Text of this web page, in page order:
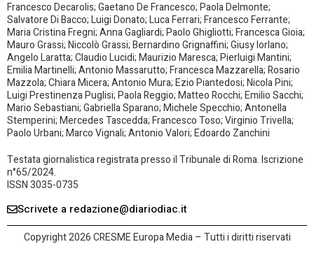
Francesco Decarolis; Gaetano De Francesco; Paola Delmonte;
Salvatore Di Bacco; Luigi Donato; Luca Ferrari; Francesco Ferrante;
Maria Cristina Fregni; Anna Gagliardi; Paolo Ghigliotti; Francesca Gioia;
Mauro Grassi; Niccolò Grassi; Bernardino Grignaffini; Giusy Iorlano;
Angelo Laratta; Claudio Lucidi; Maurizio Maresca; Pierluigi Mantini;
Emilia Martinelli; Antonio Massarutto; Francesca Mazzarella; Rosario
Mazzola; Chiara Micera; Antonio Mura; Ezio Piantedosi; Nicola Pini;
Luigi Prestinenza Puglisi; Paola Reggio; Matteo Rocchi; Emilio Sacchi;
Mario Sebastiani; Gabriella Sparano; Michele Specchio; Antonella
Stemperini; Mercedes Tascedda; Francesco Toso; Virginio Trivella;
Paolo Urbani; Marco Vignali; Antonio Valori; Edoardo Zanchini
Testata giornalistica registrata presso il Tribunale di Roma. Iscrizione
n°65/2024.
ISSN 3035-0735
Scrivete a redazione@diariodiac.it
Copyright 2026 CRESME Europa Media – Tutti i diritti riservati